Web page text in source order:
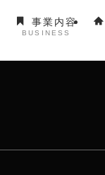
事業内容
BUSINESS